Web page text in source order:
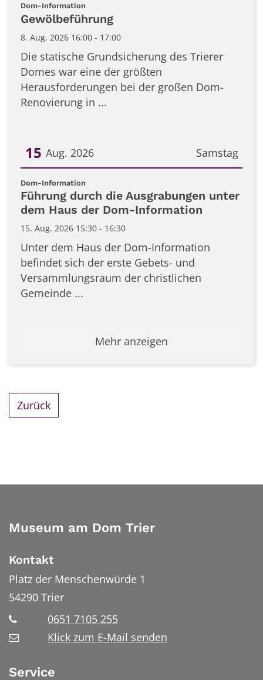
Dom-Information
Gewölbeführung
8. Aug. 2026 16:00 - 17:00
Die statische Grundsicherung des Trierer
Domes war eine der größten
Herausforderungen bei der großen Dom-
Renovierung in ...
Samstag
15 Aug. 2026
Datum: 15. August 2026
Dom-Information
Führung durch die Ausgrabungen unter
dem Haus der Dom-Information
15. Aug. 2026 15:30 - 16:30
Unter dem Haus der Dom-Information
befindet sich der erste Gebets- und
Versammlungsraum der christlichen
Gemeinde ...
Mehr anzeigen
Zurück
Museum am Dom Trier
Kontakt
Platz der Menschenwürde 1
54290 Trier
0651 7105 255
Klick zum E-Mail senden
Service